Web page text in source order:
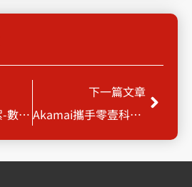
G Suite課後花絮-數位轉型 善用生產力工具
下一篇文章
Akamai攜手零壹科技 建構全方位資安防護機制
下一